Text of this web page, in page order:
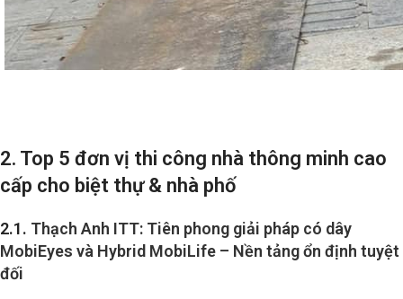
2. Top 5 đơn vị thi công nhà thông minh cao
cấp cho biệt thự & nhà phố
2.1. Thạch Anh ITT: Tiên phong giải pháp có dây
MobiEyes và Hybrid MobiLife – Nền tảng ổn định tuyệt
đối